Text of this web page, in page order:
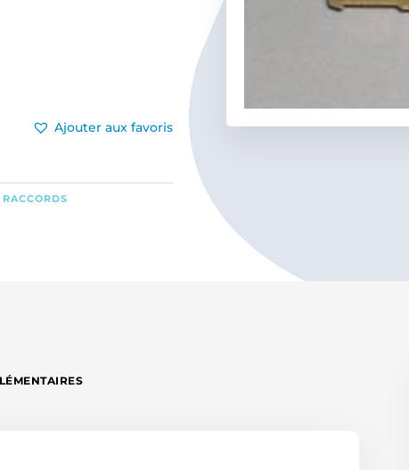
Ajouter aux favoris
RACCORDS